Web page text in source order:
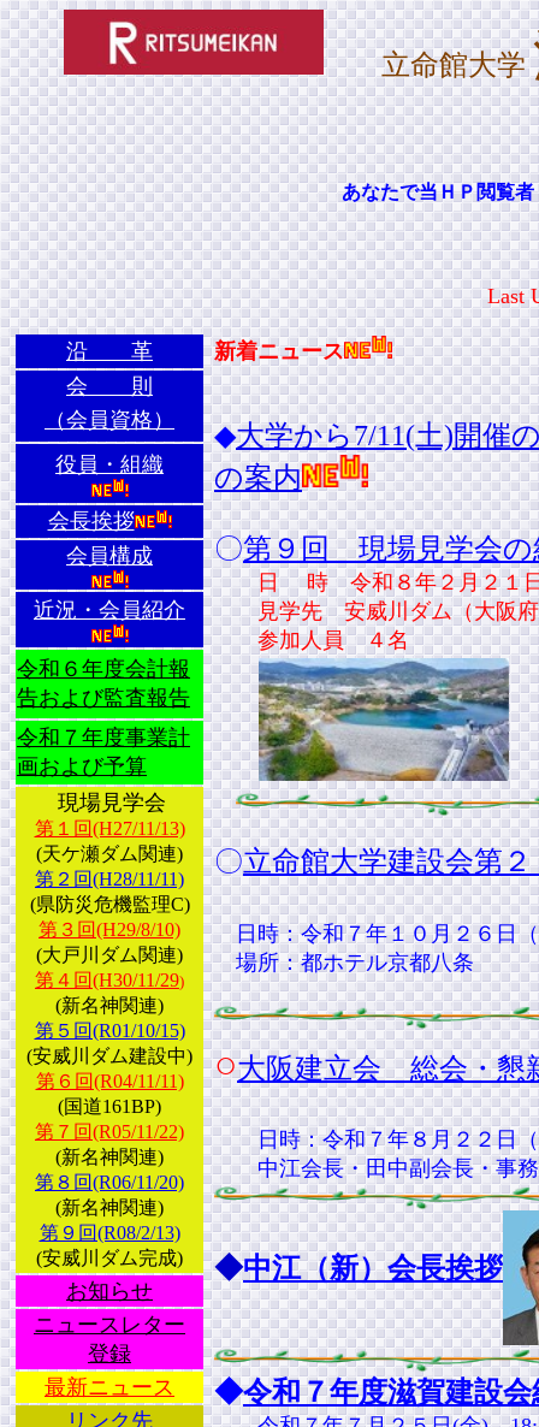
立命館大学
あなたで当ＨＰ閲覧
Last
沿 革
会 則
（会員資格）
役員・組織
会長挨拶
会員構成
近況・会員紹介
令和６年度会計報
告および監査報告
令和７年度事業計
画および予算
現場見学会
第１回(H27/11/13)
(天ケ瀬ダム関連)
第２回(H28/11/11)
(県防災危機監理C)
第３回(H29/8/10)
(大戸川ダム関連)
第４回(H30/11/29)
(新名神関連)
第５回(R01/10/15)
(安威川ダム建設中)
第６回(R04/11/11)
(国道161BP)
第７回(R05/11/22)
(新名神関連)
第８回(R06/11/20)
(新名神関連)
第９回(R08/2/13)
(安威川ダム完成)
お知らせ
ニュースレター
登録
最新ニュース
リンク先
新着ニュース
◆大学から7/11(土)開催
の案内
〇第９回 現場見学会の
日 時 令和８年２月２１日
見学先 安威川ダム（大阪府
参加人員 ４名
〇立命館大学建設会第
日時：令和７年１０月２６日
場所：都ホテル京都八条
○大阪建立会 総会・懇
日時：令和７年８月２２日
中江会長・田中副会長・事務
◆中江（新）会長挨拶
◆令和７年度滋賀建設